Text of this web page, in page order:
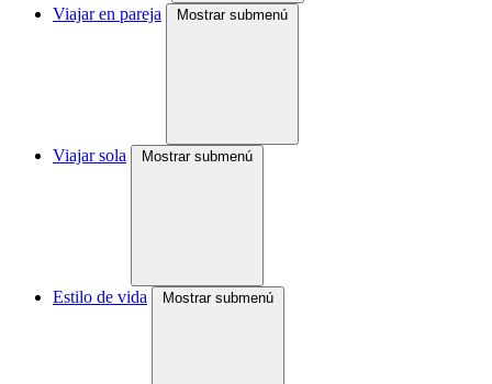
Viajar en pareja Mostrar submenú
Viajar sola Mostrar submenú
Estilo de vida Mostrar submenú